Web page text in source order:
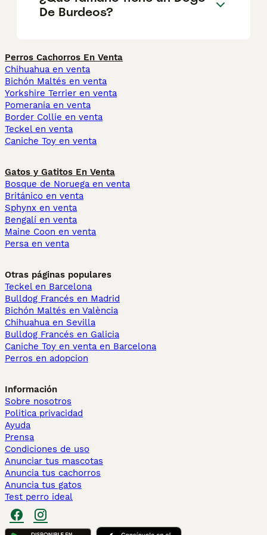
De Burdeos?
Perros Cachorros En Venta
Chihuahua en venta
Bichón Maltés en venta
Yorkshire Terrier en venta
Pomerania en venta
Border Collie en venta
Teckel en venta
Caniche Toy en venta
Gatos y Gatitos En Venta
Bosque de Noruega en venta
Británico en venta
Sphynx en venta
Bengalí en venta
Maine Coon en venta
Persa en venta
Otras páginas populares
Teckel en Barcelona
Bulldog Francés en Madrid
Bichón Maltés en València
Chihuahua en Sevilla
Bulldog Francés en Galicia
Caniche Toy en venta en Barcelona
Perros en adopcion
Información
Sobre nosotros
Politica privacidad
Ayuda
Prensa
Condiciones de uso
Anunciar tus mascotas
Anuncia tus cachorros
Anuncia tus gatos
Test perro ideal